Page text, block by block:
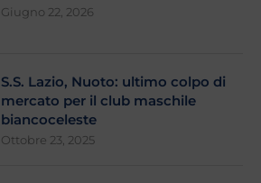
Giugno 22, 2026
S.S. Lazio, Nuoto: ultimo colpo di
mercato per il club maschile
biancoceleste
Ottobre 23, 2025